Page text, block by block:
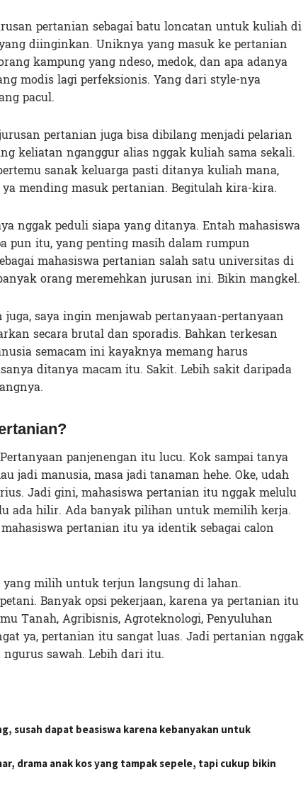
pertanian sebagai batu loncatan untuk kuliah di
diinginkan. Uniknya yang masuk ke pertanian
kampung yang ndeso, medok, dan apa adanya
modis lagi perfeksionis. Yang dari style-nya
pacul.
pertanian juga bisa dibilang menjadi pelarian
keliatan nganggur alias nggak kuliah sama sekali.
sanak keluarga pasti ditanya kuliah mana,
mending masuk pertanian. Begitulah kira-kira.
nggak peduli siapa yang ditanya. Entah mahasiswa
pun itu, yang penting masih dalam rumpun
mahasiswa pertanian salah satu universitas di
orang meremehkan jurusan ini. Bikin mangkel.
juga, saya ingin menjawab pertanyaan-pertanyaan
secara brutal dan sporadis. Bahkan terkesan
semacam ini kayaknya memang harus
ditanya macam itu. Sakit. Lebih sakit daripada
panjenengan itu lucu. Kok sampai tanya
jadi manusia, masa jadi tanaman hehe. Oke, udah
Jadi gini, mahasiswa pertanian itu nggak melulu
ada hilir. Ada banyak pilihan untuk memilih kerja.
pertanian itu ya identik sebagai calon
yang milih untuk terjun langsung di lahan.
Banyak opsi pekerjaan, karena ya pertanian itu
Tanah, Agribisnis, Agroteknologi, Penyuluhan
ya, pertanian itu sangat luas. Jadi pertanian nggak
sawah. Lebih dari itu.
susah dapat beasiswa karena kebanyakan untuk
drama anak kos yang tampak sepele, tapi cukup bikin